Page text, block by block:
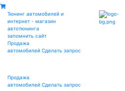
Тюнинг автомобилей и
интернет - магазин
автотюнинга
запомнить сайт
Продажа
автомобилей Сделать запрос
Продажа
автомобилей Сделать запрос